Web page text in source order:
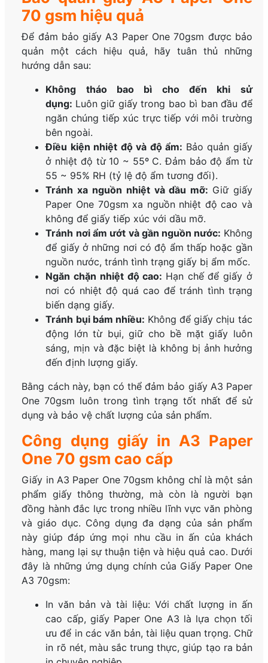
70 gsm hiệu quả
Để đảm bảo giấy A3 Paper One 70gsm được bảo
quản một cách hiệu quả, hãy tuân thủ những
hướng dẫn sau:
Không tháo bao bì cho đến khi sử
dụng: Luôn giữ giấy trong bao bì ban đầu để
ngăn chúng tiếp xúc trực tiếp với môi trường
bên ngoài.
Điều kiện nhiệt độ và độ ẩm: Bảo quản giấy
ở nhiệt độ từ 10 ~ 55º C. Đảm bảo độ ẩm từ
55 ~ 95% RH (tỷ lệ độ ẩm tương đối).
Tránh xa nguồn nhiệt và dầu mỡ: Giữ giấy
Paper One 70gsm xa nguồn nhiệt độ cao và
không để giấy tiếp xúc với dầu mỡ.
Tránh nơi ẩm ướt và gần nguồn nước: Không
để giấy ở những nơi có độ ẩm thấp hoặc gần
nguồn nước, tránh tình trạng giấy bị ẩm mốc.
Ngăn chặn nhiệt độ cao: Hạn chế để giấy ở
nơi có nhiệt độ quá cao để tránh tình trạng
biến dạng giấy.
Tránh bụi bám nhiều: Không để giấy chịu tác
động lớn từ bụi, giữ cho bề mặt giấy luôn
sáng, mịn và đặc biệt là không bị ảnh hưởng
đến định lượng giấy.
Bằng cách này, bạn có thể đảm bảo giấy A3 Paper
One 70gsm luôn trong tình trạng tốt nhất để sử
dụng và bảo vệ chất lượng của sản phẩm.
Công dụng giấy in A3 Paper
One 70 gsm cao cấp
Giấy in A3 Paper One 70gsm không chỉ là một sản
phẩm giấy thông thường, mà còn là người bạn
đồng hành đắc lực trong nhiều lĩnh vực văn phòng
và giáo dục. Công dụng đa dạng của sản phẩm
này giúp đáp ứng mọi nhu cầu in ấn của khách
hàng, mang lại sự thuận tiện và hiệu quả cao. Dưới
đây là những ứng dụng chính của Giấy Paper One
A3 70gsm:
In văn bản và tài liệu: Với chất lượng in ấn
cao cấp, giấy Paper One A3 là lựa chọn tối
ưu để in các văn bản, tài liệu quan trọng. Chữ
in rõ nét, màu sắc trung thực, giúp tạo ra bản